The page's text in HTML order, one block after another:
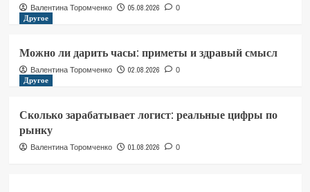
Валентина Торомченко 05.08.2026 0
Другое
Можно ли дарить часы: приметы и здравый смысл
Валентина Торомченко 02.08.2026 0
Другое
Сколько зарабатывает логист: реальные цифры по
рынку
Валентина Торомченко 01.08.2026 0